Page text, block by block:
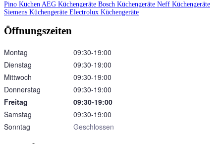
Pino Küchen AEG Küchengeräte Bosch Küchengeräte Neff Küchengeräte
Siemens Küchengeräte Electrolux Küchengeräte
Öffnungszeiten
Montag
09:30‑19:00
Dienstag
09:30‑19:00
Mittwoch
09:30‑19:00
Donnerstag
09:30‑19:00
Freitag
09:30‑19:00
Samstag
09:30‑19:00
Sonntag
Geschlossen